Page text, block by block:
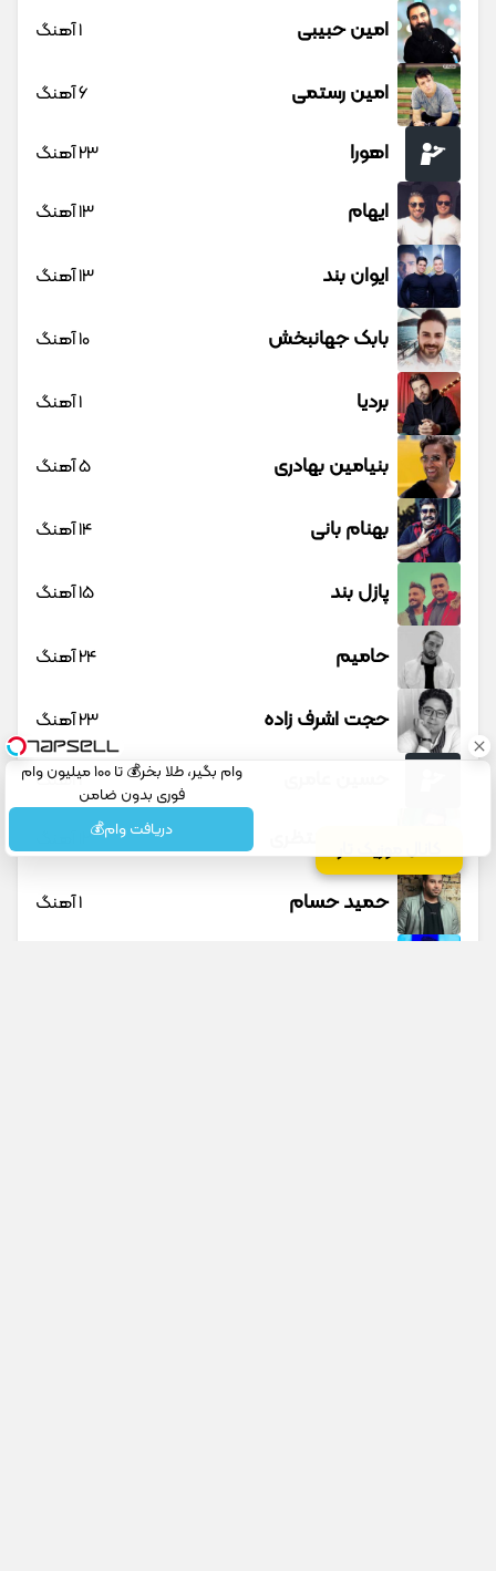
کانال موزیک تار
امین حبیبی 1 آهنگ
امین رستمی 6 آهنگ
اهورا 23 آهنگ
ایهام 13 آهنگ
ایوان بند 13 آهنگ
بابک جهانبخش 10 آهنگ
بردیا 1 آهنگ
بنیامین بهادری 5 آهنگ
بهنام بانی 14 آهنگ
پازل بند 15 آهنگ
حامیم 24 آهنگ
حجت اشرف زاده 23 آهنگ
1 آهنگ
حمید حسام 1 آهنگ
وام بگیر، طلا بخر💰 تا 100 میلیون وام
فوری بدون ضامن
دریافت وام💰